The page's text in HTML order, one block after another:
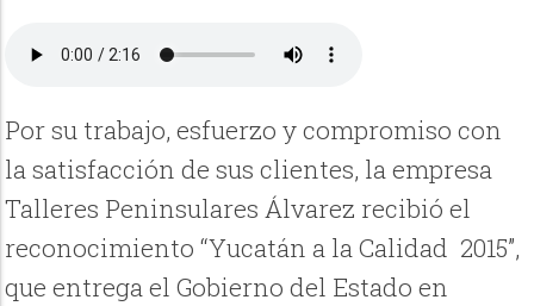
Por su trabajo, esfuerzo y compromiso con
la satisfacción de sus clientes, la empresa
Talleres Peninsulares Álvarez recibió el
reconocimiento “Yucatán a la Calidad 2015”,
que entrega el Gobierno del Estado en